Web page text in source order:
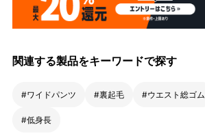
関連する製品をキーワードで探す
#ワイドパンツ #裏起毛 #ウエスト総ゴム
#低身長